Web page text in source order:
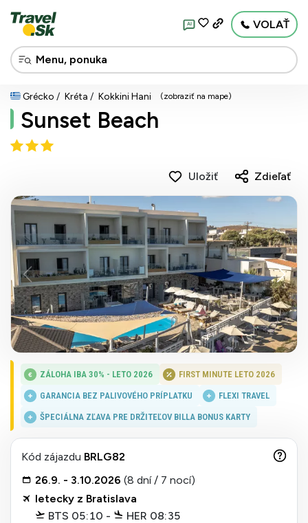
AI VOLAŤ
Grécko Kréta Kokkini Hani (zobraziť na mape)
Sunset Beach
Uložiť Zdieľať
ZÁLOHA IBA 30% - LETO 2026 FIRST MINUTE LETO 2026
GARANCIA BEZ PALIVOVÉHO PRÍPLATKU FLEXI TRAVEL
ŠPECIÁLNA ZĽAVA PRE DRŽITEĽOV BILLA BONUS KARTY
Kód zájazdu BRLG82
26.9. - 3.10.2026 (8 dní / 7 nocí)
letecky z Bratislava
BTS 05:10 -
HER 08:35